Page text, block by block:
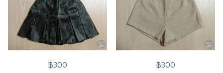
฿300 ฿300